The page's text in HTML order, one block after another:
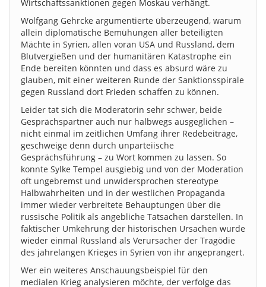
Wirtschaftssanktionen gegen Moskau verhängt.
Wolfgang Gehrcke argumentierte überzeugend, warum
allein diplomatische Bemühungen aller beteiligten
Mächte in Syrien, allen voran USA und Russland, dem
Blutvergießen und der humanitären Katastrophe ein
Ende bereiten könnten und dass es absurd wäre zu
glauben, mit einer weiteren Runde der Sanktionsspirale
gegen Russland dort Frieden schaffen zu können.
Leider tat sich die Moderatorin sehr schwer, beide
Gesprächspartner auch nur halbwegs ausgeglichen –
nicht einmal im zeitlichen Umfang ihrer Redebeiträge,
geschweige denn durch unparteiische
Gesprächsführung – zu Wort kommen zu lassen. So
konnte Sylke Tempel ausgiebig und von der Moderation
oft ungebremst und unwidersprochen stereotype
Halbwahrheiten und in der westlichen Propaganda
immer wieder verbreitete Behauptungen über die
russische Politik als angebliche Tatsachen darstellen. In
faktischer Umkehrung der historischen Ursachen wurde
wieder einmal Russland als Verursacher der Tragödie
des jahrelangen Krieges in Syrien von ihr angeprangert.
Wer ein weiteres Anschauungsbeispiel für den
medialen Krieg analysieren möchte, der verfolge das